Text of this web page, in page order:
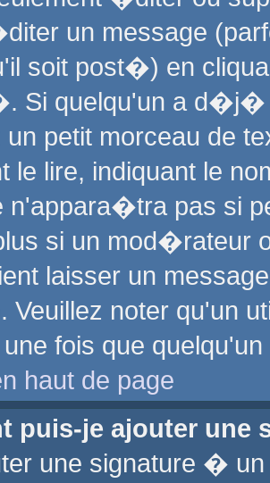
un message
soit post�) en
Si quelqu'un a
petit morceau de
le lire, indiquant le
n'appara�tra pas si
si un mod�rateur
laisser un
Veuillez noter qu'un
une fois que
haut de page
puis-je ajouter une
une signature �